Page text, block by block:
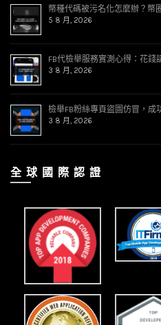
幣種代碼被污名化怎麼辦？幣
5 8 月, 2026
FB代檢舉服務實測心得：花錢
3 8 月, 2026
檢舉FB粉絲專頁盜圖仿冒，成
3 8 月, 2026
全 球 國 際 認 證